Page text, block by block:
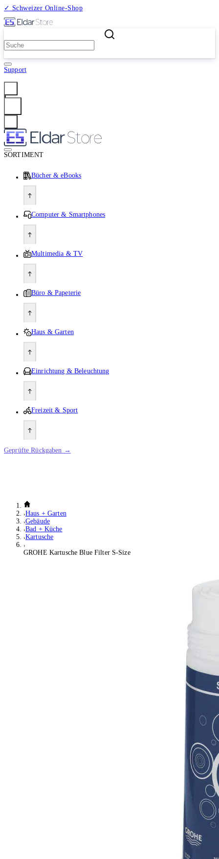
✓ Schweizer Online-Shop
Support
SORTIMENT
Bücher & eBooks
Computer & Smartphones
Multimedia & TV
Büro & Papeterie
Haus & Garten
Einrichtung & Beleuchtung
Freizeit & Sport
Geprüfte Rückgaben →
Haus + Garten
Gebäude
Bad + Küche
Kartusche
GROHE Kartusche Blue Filter S-Size